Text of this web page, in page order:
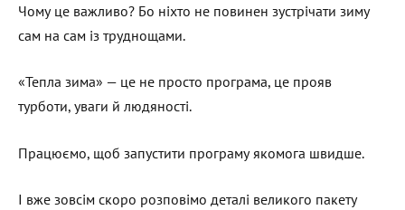
Чому це важливо? Бо ніхто не повинен зустрічати зиму
сам на сам із труднощами.
«Тепла зима» — це не просто програма, це прояв
турботи, уваги й людяності.
Працюємо, щоб запустити програму якомога швидше.
І вже зовсім скоро розповімо деталі великого пакету